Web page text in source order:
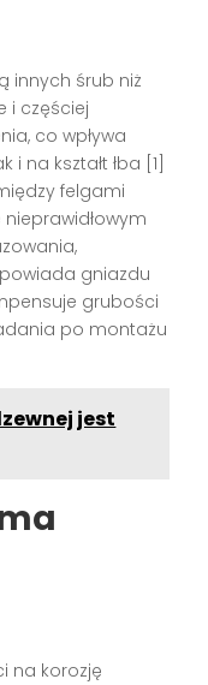
innych śrub niż
i częściej
co wpływa
na kształt łba [1]
felgami
gniazdu
grubości
po montażu
jest
na korozję